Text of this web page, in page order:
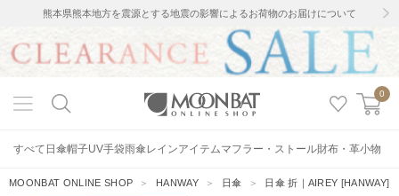
熊本県熊本地方を震源とする地震の影響によるお荷物のお届けについて
0
すべて 日傘帽子UV手袋雨傘レインアイテムマフラー・ストール財布・革小物
MOONBAT ONLINE SHOP ＞ HANWAY ＞ 日傘 ＞ 日傘 折｜AIREY [HANWAY]